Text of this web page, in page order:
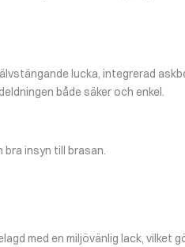
lucka, integrerad
både säker och enkel.
bra insyn till brasan.
med en miljövänlig lack, vilket